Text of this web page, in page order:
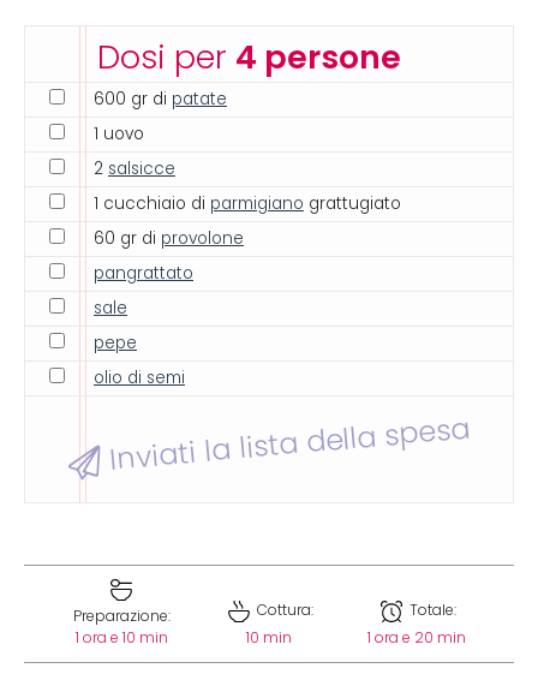
Dosi per 4 persone
600 gr di patate
1 uovo
2 salsicce
1 cucchiaio di parmigiano grattugiato
60 gr di provolone
pangrattato
sale
pepe
olio di semi
Inviati la lista della spesa
Preparazione:
1 ora e 10 min
Cottura:
10 min
Totale:
1 ora e 20 min